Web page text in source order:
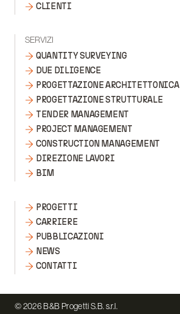
CLIENTI
SERVIZI
QUANTITY SURVEYING
DUE DILIGENCE
PROGETTAZIONE ARCHITETTONICA
PROGETTAZIONE STRUTTURALE
TENDER MANAGEMENT
PROJECT MANAGEMENT
CONSTRUCTION MANAGEMENT
DIREZIONE LAVORI
BIM
PROGETTI
CARRIERE
PUBBLICAZIONI
NEWS
CONTATTI
© 2026 B&B Progetti S.B. s.r.l.